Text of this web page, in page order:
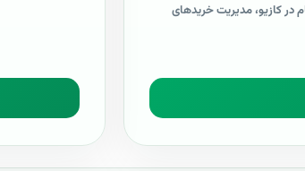
در کازیو، مدیریت خریدهای